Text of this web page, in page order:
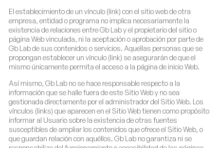
El establecimiento de un vínculo (link) con el sitio web de otra
empresa, entidad o programa no implica necesariamente la
existencia de relaciones entre Gb Lab y el propietario del sitio o
página Web vinculada, ni la aceptación o aprobación por parte de
Gb Lab de sus contenidos o servicios. Aquellas personas que se
propongan establecer un vínculo (link) se asegurarán de que el
mismo únicamente permita el acceso a la página de inicio Web.
Así mismo, Gb Lab no se hace responsable respecto a la
información que se halle fuera de este Sitio Web y no sea
gestionada directamente por el administrador del Sitio Web. Los
vínculos (links) que aparecen en el Sitio Web tienen como propósito
informar al Usuario sobre la existencia de otras fuentes
susceptibles de ampliar los contenidos que ofrece el Sitio Web, o
que guardan relación con aquéllos. Gb Lab no garantiza ni se